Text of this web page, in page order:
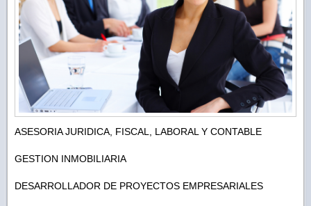
ASESORIA JURIDICA, FISCAL, LABORAL Y CONTABLE
GESTION INMOBILIARIA
DESARROLLADOR DE PROYECTOS EMPRESARIALES